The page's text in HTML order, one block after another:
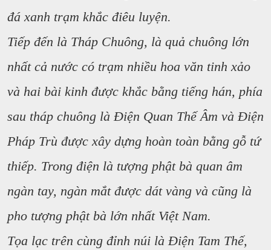
đá xanh trạm khắc điêu luyện.
Tiếp đến là Tháp Chuông, là quả chuông lớn
nhất cả nước có trạm nhiều hoa văn tinh xảo
và hai bài kinh được khắc bằng tiếng hán, phía
sau tháp chuông là Điện Quan Thế Âm và Điện
Pháp Trù được xây dựng hoàn toàn bằng gỗ tứ
thiếp. Trong điện là tượng phật bà quan âm
ngàn tay, ngàn mắt được dát vàng và cũng là
pho tượng phật bà lớn nhất Việt Nam.
Tọa lạc trên cùng đỉnh núi là Điện Tam Thế,